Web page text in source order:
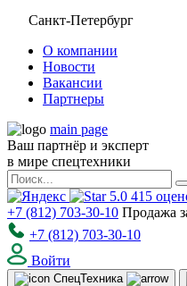
Санкт-Петербург
О компании
Новости
Вакансии
Партнеры
main page
Ваш партнёр и эксперт
в мире спецтехники
5.0 415
+7 (812) 703-30-10 Продажа
+7 (812) 703-30-10
Войти
СпецТехника